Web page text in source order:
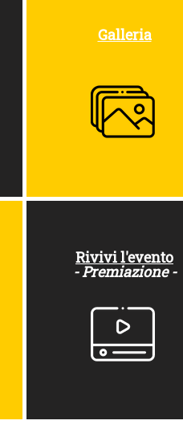
Galleria
Rivivi l'evento
- Premiazione -